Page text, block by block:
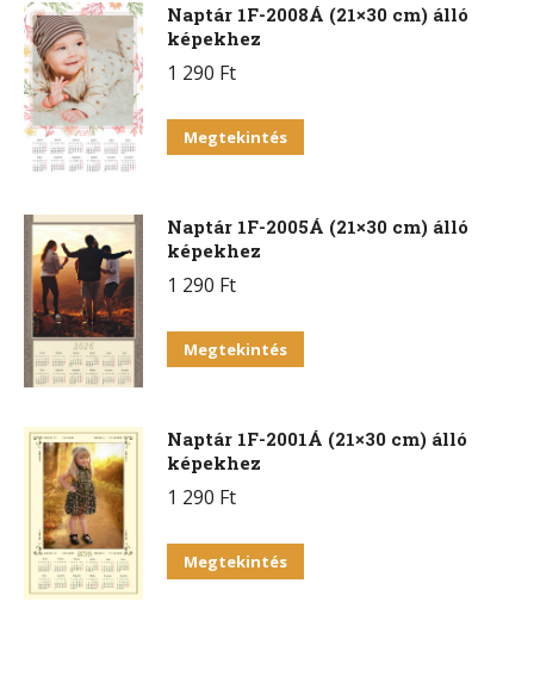
Naptár 1F-2008Á (21×30 cm) álló
képekhez
1 290 Ft
Megtekintés
Naptár 1F-2005Á (21×30 cm) álló
képekhez
1 290 Ft
Megtekintés
Naptár 1F-2001Á (21×30 cm) álló
képekhez
1 290 Ft
Megtekintés